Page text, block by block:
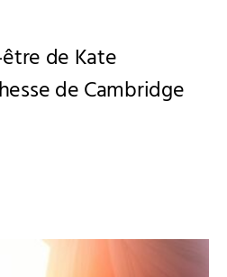
de Kate
de Cambridge